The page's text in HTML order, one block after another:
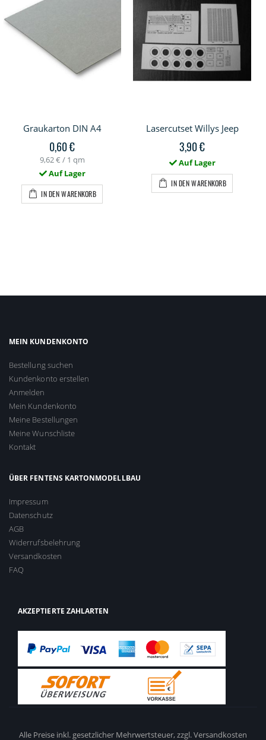
Graukarton DIN A4
0,60 €
9,62 € / 1 qm
Auf Lager
IN DEN WARENKORB
Lasercutset Willys Jeep
3,90 €
Auf Lager
IN DEN WARENKORB
MEIN KUNDENKONTO
Bestellung suchen
Kundenkonto erstellen
Anmelden
Mein Kundenkonto
Meine Bestellungen
Meine Wunschliste
Kontakt
ÜBER FENTENS KARTONMODELLBAU
Impressum
Datenschutz
AGB
Widerrufsbelehrung
Versandkosten
FAQ
AKZEPTIERTE ZAHLARTEN
Alle Preise inkl. gesetzlicher Mehrwertsteuer,zzgl. Versandkosten